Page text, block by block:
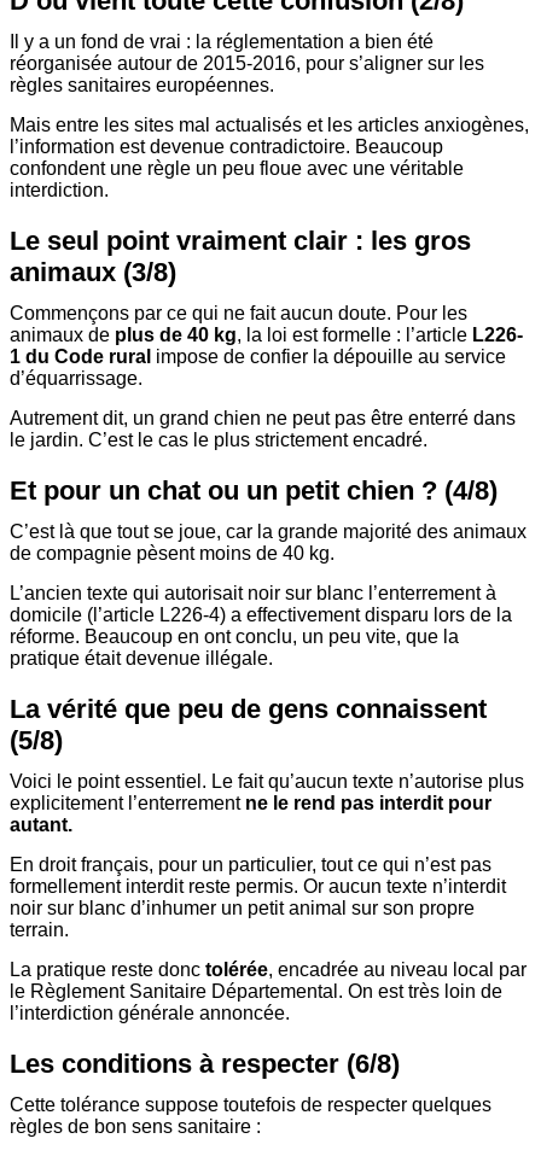
Il y a un fond de vrai : la réglementation a bien été
réorganisée autour de 2015-2016, pour s’aligner sur les
règles sanitaires européennes.
Mais entre les sites mal actualisés et les articles anxiogènes,
l’information est devenue contradictoire. Beaucoup
confondent une règle un peu floue avec une véritable
interdiction.
Le seul point vraiment clair : les gros
animaux (3/8)
Commençons par ce qui ne fait aucun doute. Pour les
animaux de plus de 40 kg, la loi est formelle : l’article L226-
1 du Code rural impose de confier la dépouille au service
d’équarrissage.
Autrement dit, un grand chien ne peut pas être enterré dans
le jardin. C’est le cas le plus strictement encadré.
Et pour un chat ou un petit chien ? (4/8)
C’est là que tout se joue, car la grande majorité des animaux
de compagnie pèsent moins de 40 kg.
L’ancien texte qui autorisait noir sur blanc l’enterrement à
domicile (l’article L226-4) a effectivement disparu lors de la
réforme. Beaucoup en ont conclu, un peu vite, que la
pratique était devenue illégale.
La vérité que peu de gens connaissent
(5/8)
Voici le point essentiel. Le fait qu’aucun texte n’autorise plus
explicitement l’enterrement ne le rend pas interdit pour
autant.
En droit français, pour un particulier, tout ce qui n’est pas
formellement interdit reste permis. Or aucun texte n’interdit
noir sur blanc d’inhumer un petit animal sur son propre
terrain.
La pratique reste donc tolérée, encadrée au niveau local par
le Règlement Sanitaire Départemental. On est très loin de
l’interdiction générale annoncée.
Les conditions à respecter (6/8)
Cette tolérance suppose toutefois de respecter quelques
règles de bon sens sanitaire :